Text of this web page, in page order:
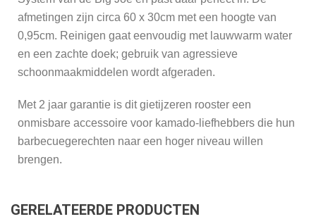
afmetingen zijn circa 60 x 30cm met een hoogte van
0,95cm. Reinigen gaat eenvoudig met lauwwarm water
en een zachte doek; gebruik van agressieve
schoonmaakmiddelen wordt afgeraden.
Met 2 jaar garantie is dit gietijzeren rooster een
onmisbare accessoire voor kamado-liefhebbers die hun
barbecuegerechten naar een hoger niveau willen
brengen.
GERELATEERDE PRODUCTEN